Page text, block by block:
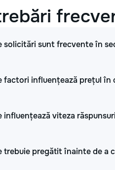
solicitări sunt frecvente în
factori influențează prețul în
influențează viteza
trebuie pregătit înainte de a